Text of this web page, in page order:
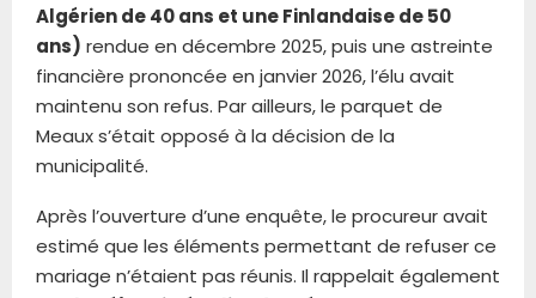
Algérien de 40 ans et une Finlandaise de 50
ans) rendue en décembre 2025, puis une astreinte
financière prononcée en janvier 2026, l’élu avait
maintenu son refus. Par ailleurs, le parquet de
Meaux s’était opposé à la décision de la
municipalité.
Après l’ouverture d’une enquête, le procureur avait
estimé que les éléments permettant de refuser ce
mariage n’étaient pas réunis. Il rappelait également